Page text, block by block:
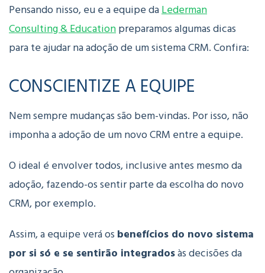
Pensando nisso, eu e a equipe daLederman
Consulting & Educationpreparamos algumas dicas
para te ajudar na adoção de um sistema CRM. Confira:
CONSCIENTIZE A EQUIPE
Nem sempre mudanças são bem-vindas. Por isso, não
imponha a adoção de um novo CRM entre a equipe.
O ideal é envolver todos, inclusive antes mesmo da
adoção, fazendo-os sentir parte da escolha do novo
CRM, por exemplo.
Assim, a equipe verá os benefícios do novo sistema
por si só e se sentirão integradosàs decisões da